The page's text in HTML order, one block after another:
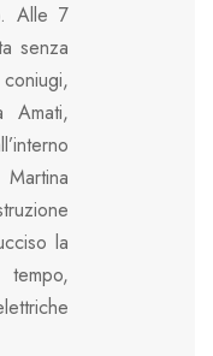
Alle 7
senza
Amati,
la